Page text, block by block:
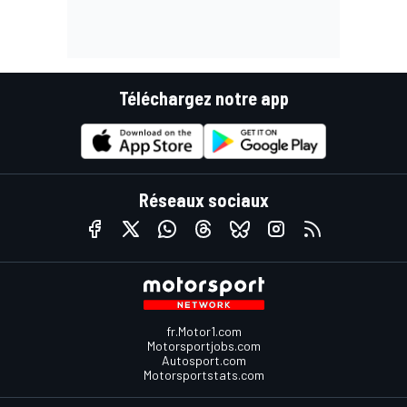
Téléchargez notre app
Réseaux sociaux
fr.Motor1.com
Motorsportjobs.com
Autosport.com
Motorsportstats.com